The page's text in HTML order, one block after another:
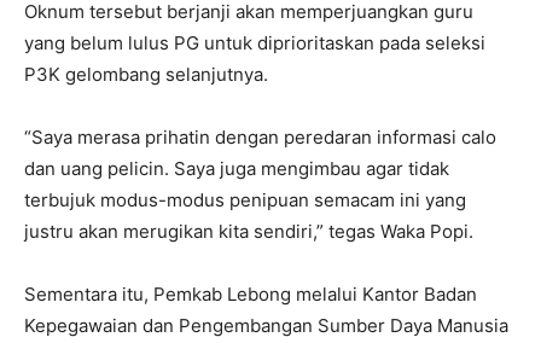
Oknum tersebut berjanji akan memperjuangkan guru
yang belum lulus PG untuk diprioritaskan pada seleksi
P3K gelombang selanjutnya.
“Saya merasa prihatin dengan peredaran informasi calo
dan uang pelicin. Saya juga mengimbau agar tidak
terbujuk modus-modus penipuan semacam ini yang
justru akan merugikan kita sendiri,” tegas Waka Popi.
Sementara itu, Pemkab Lebong melalui Kantor Badan
Kepegawaian dan Pengembangan Sumber Daya Manusia